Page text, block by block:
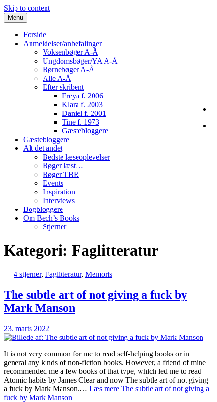
Skip to content
Menu
Forside
Anmeldelser/anbefalinger
Voksenbøger A-Å
Ungdomsbøger/YA A-Å
Børnebøger A-Å
Alle A-Å
Efter skribent
Freya f. 2006
Klara f. 2003
Daniel f. 2001
Tine f. 1973
Gæstebloggere
Gæstebloggere
Alt det andet
Bedste læseoplevelser
Bøger læst…
Bøger TBR
Events
Inspiration
Interviews
Bogbloggere
Om Bech’s Books
Stjerner
Bech's Books
Bogblog – Vi ♥ Bøger
Kategori: Faglitteratur
— 4 stjerner, Faglitteratur, Memoris —
The subtle art of not giving a fuck by
Mark Manson
23. marts 2022
It is not very common for me to read self-helping books or in
general any kinds of non-fiction books. However, a friend of mine
recommended me a few books of that type, which led me to read
Atomic habits by James Clear and now The subtle art of not giving
a fuck by Mark Manson.… Læs mere The subtle art of not giving a
fuck by Mark Manson